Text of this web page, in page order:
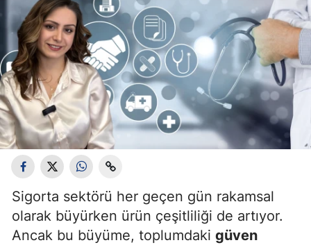
Sigorta sektörü her geçen gün rakamsal
olarak büyürken ürün çeşitliliği de artıyor.
Ancak bu büyüme, toplumdaki güven